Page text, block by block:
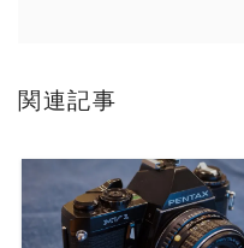
関連記事
READ MORE